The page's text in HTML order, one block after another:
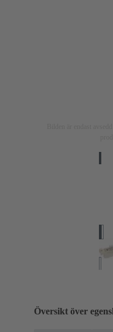
Översikt över